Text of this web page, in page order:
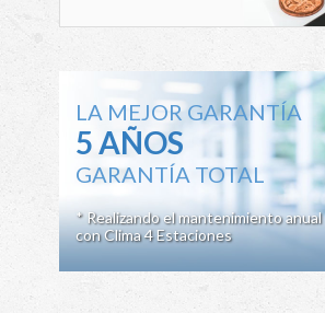
LA MEJOR GARANTÍA
5 AÑOS
GARANTÍA TOTAL
* Realizando el mantenimiento anual
con Clima 4 Estaciones